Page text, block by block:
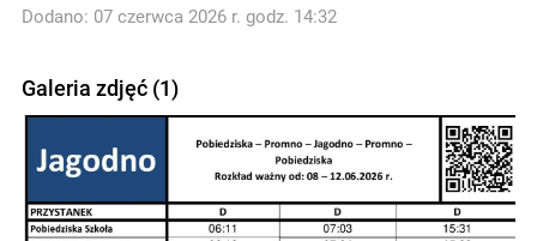
Dodano: 07 czerwca 2026 r. godz. 14:32
Galeria zdjęć (1)